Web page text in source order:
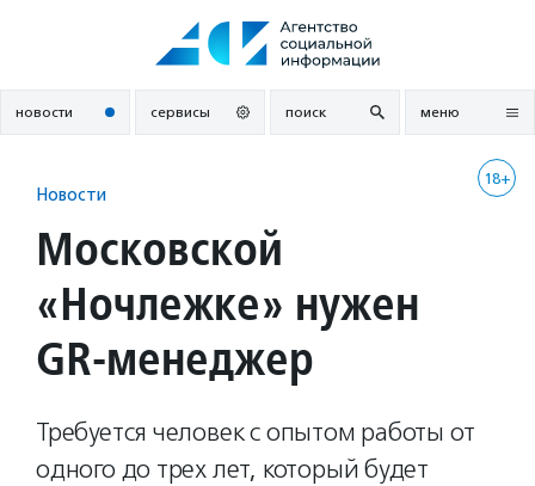
новости сервисы поиск меню
18+
Новости
Московской
«Ночлежке» нужен
GR-менеджер
Требуется человек с опытом работы от
одного до трех лет, который будет